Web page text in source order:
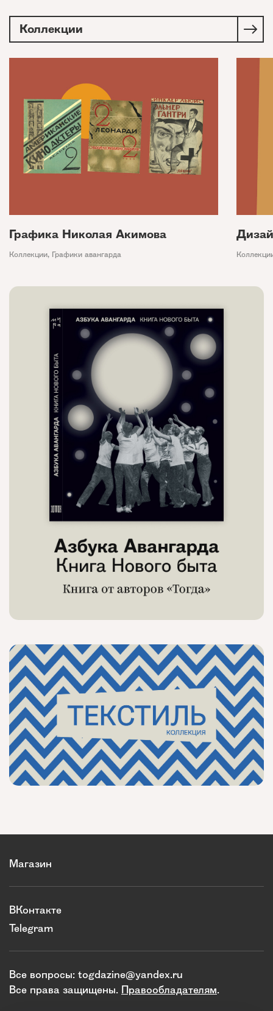
Коллекции
Графика Николая Акимова
Коллекции, Графики авангарда
Магазин
ВКонтакте
Telegram
Все вопросы: togdazine@yandex.ru
Все права защищены. Правообладателям.